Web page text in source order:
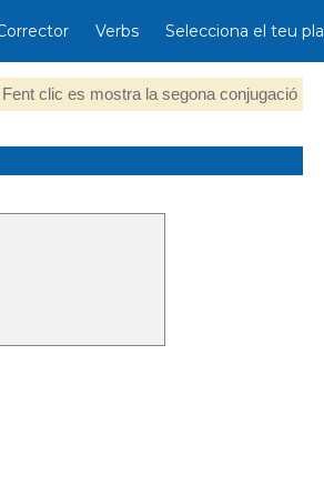
Verbs Selecciona el teu pla
Fent clic es mostra la segona conjugació